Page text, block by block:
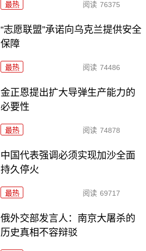
最热 阅读 76375
“志愿联盟”承诺向乌克兰提供安全
保障
最热 阅读 74486
金正恩提出扩大导弹生产能力的
必要性
最热 阅读 74878
中国代表强调必须实现加沙全面
持久停火
最热 阅读 69717
俄外交部发言人：南京大屠杀的
历史真相不容辩驳